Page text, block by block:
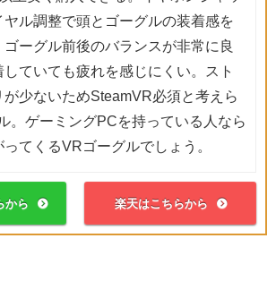
ヤル調整で頭とゴーグルの装着感を
ーグル前後のバランスが非常に良
していても疲れを感じにくい。スト
が少ないためSteamVR必須と考えら
。ゲーミングPCを持っている人なら
てくるVRゴーグルでしょう。
から 楽天はこちらから